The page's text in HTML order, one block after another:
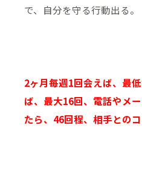
で、自分を守る行動出る。
2ヶ月毎週1回会えば、最
ば、最大16回、電話やメ
たら、46回程、相手との